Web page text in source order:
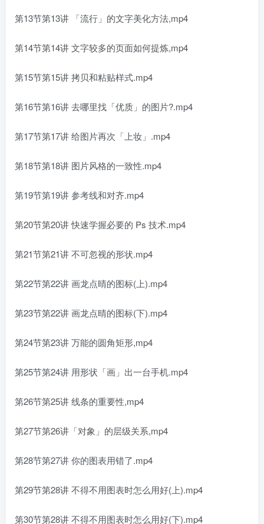
第13节第13讲 「流行」的文字美化方法,mp4
第14节第14讲 文字较多的页面如何提炼,mp4
第15节第15讲 拷贝和粘贴样式.mp4
第16节第16讲 去哪里找「优质」的图片?.mp4
第17节第17讲 给图片再次「上妆」.mp4
第18节第18讲 图片风格的一致性.mp4
第19节第19讲 参考线和对齐.mp4
第20节第20讲 快速学握必要的 Ps 技术.mp4
第21节第21讲 不可忽视的形状.mp4
第22节第22讲 画龙点晴的图标(上).mp4
第23节第22讲 画龙点晴的图标(下).mp4
第24节第23讲 万能的圆角矩形,mp4
第25节第24讲 用形状「画」出一台手机.mp4
第26节第25讲 线条的重要性,mp4
第27节第26讲「对象」的层级关系,mp4
第28节第27讲 你的图表用错了.mp4
第29节第28讲 不得不用图表时怎么用好(上).mp4
第30节第28讲 不得不用图表时怎么用好(下).mp4